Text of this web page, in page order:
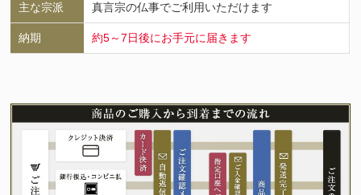
主な宗派 真言宗の仏事でご利用いただけます
納期 約5～7日後にお手元に届きます